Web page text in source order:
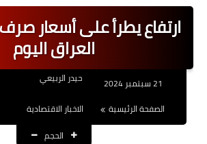
اخبار
اخبار القطاع
العقود
ارتفاع يطرأ على أسعار
العراق اليوم
حيدر الربيعي
الصفحة الرئيسية
الاخبار الاقتصادية
الحجم